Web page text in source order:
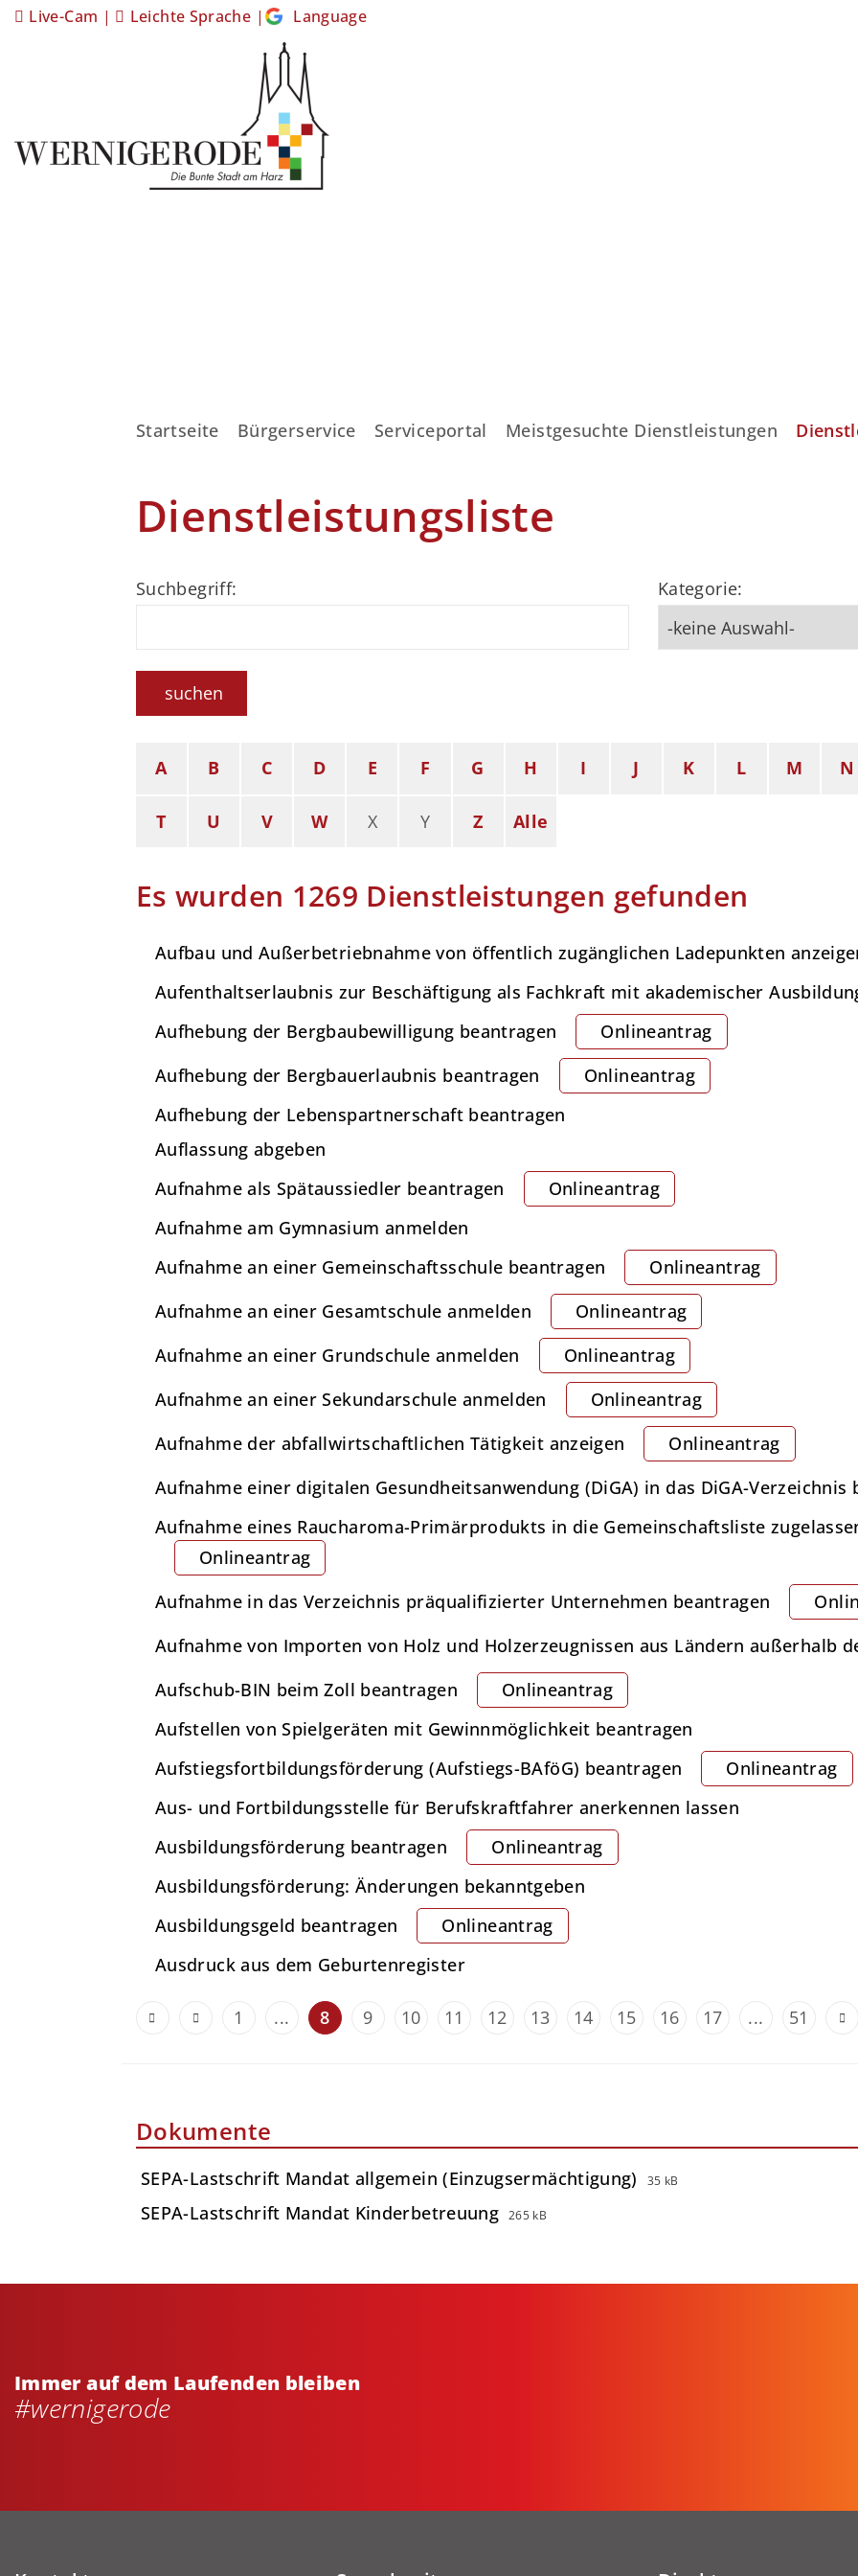
Live-Cam | Leichte Sprache | Language
Startseite Bürgerservice Serviceportal Meistgesuchte Dienstleistungen
Dienstleistungsliste
Suchbegriff: Kategorie:
suchen
A B C D E F G H I J K L M N
T U V W X Y Z Alle
Es wurden 1269 Dienstleistungen gefunden
Aufbau und Außerbetriebnahme von öffentlich zugänglichen Ladepunkten
Aufenthaltserlaubnis zur Beschäftigung als Fachkraft mit akademischer
Aufhebung der Bergbaubewilligung beantragen
Onlineantrag
Aufhebung der Bergbauerlaubnis beantragen
Onlineantrag
Aufhebung der Lebenspartnerschaft beantragen
Auflassung abgeben
Aufnahme als Spätaussiedler beantragen
Onlineantrag
Aufnahme am Gymnasium anmelden
Aufnahme an einer Gemeinschaftsschule beantragen
Onlineantrag
Aufnahme an einer Gesamtschule anmelden
Onlineantrag
Aufnahme an einer Grundschule anmelden
Onlineantrag
Aufnahme an einer Sekundarschule anmelden
Onlineantrag
Aufnahme der abfallwirtschaftlichen Tätigkeit anzeigen
Onlineantrag
Aufnahme einer digitalen Gesundheitsanwendung (DiGA) in das DiGA-Verzeichnis
Aufnahme eines Raucharoma-Primärprodukts in die Gemeinschaftsliste
Onlineantrag
Aufnahme in das Verzeichnis präqualifizierter Unternehmen beantragen
Aufnahme von Importen von Holz und Holzerzeugnissen aus Ländern außerhalb
Aufschub-BIN beim Zoll beantragen
Onlineantrag
Aufstellen von Spielgeräten mit Gewinnmöglichkeit beantragen
Aufstiegsfortbildungsförderung (Aufstiegs-BAföG) beantragen
Onlineantrag
Aus- und Fortbildungsstelle für Berufskraftfahrer anerkennen lassen
Ausbildungsförderung beantragen
Onlineantrag
Ausbildungsförderung: Änderungen bekanntgeben
Ausbildungsgeld beantragen
Onlineantrag
Ausdruck aus dem Geburtenregister
1 ... 8 9 10 11 12 13 14 15 16 17 ... 51
Dokumente
SEPA-Lastschrift Mandat allgemein (Einzugsermächtigung) 35 kB
SEPA-Lastschrift Mandat Kinderbetreuung 265 kB
Immer auf dem Laufenden bleiben
#wernigerode